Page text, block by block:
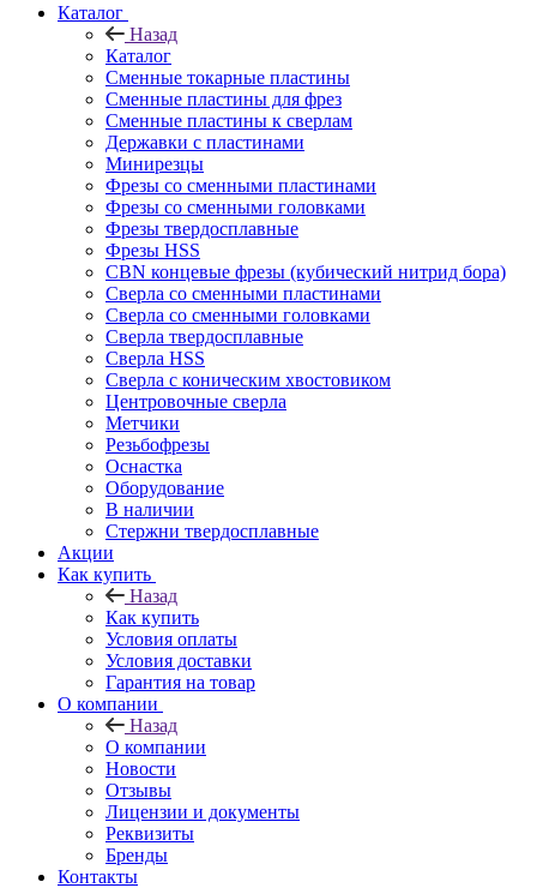
Каталог
Назад
Каталог
Сменные токарные пластины
Сменные пластины для фрез
Сменные пластины к сверлам
Державки с пластинами
Минирезцы
Фрезы со сменными пластинами
Фрезы со сменными головками
Фрезы твердосплавные
Фрезы HSS
CBN концевые фрезы (кубический нитрид бора)
Сверла со сменными пластинами
Сверла со сменными головками
Сверла твердосплавные
Сверла HSS
Сверла с коническим хвостовиком
Центровочные сверла
Метчики
Резьбофрезы
Оснастка
Оборудование
В наличии
Стержни твердосплавные
Акции
Как купить
Назад
Как купить
Условия оплаты
Условия доставки
Гарантия на товар
О компании
Назад
О компании
Новости
Отзывы
Лицензии и документы
Реквизиты
Бренды
Контакты